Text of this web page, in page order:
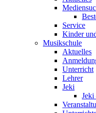
Service
Kinder
Musikschule
Aktuelles
Unterricht
Lehrer
Jeki
Jeki